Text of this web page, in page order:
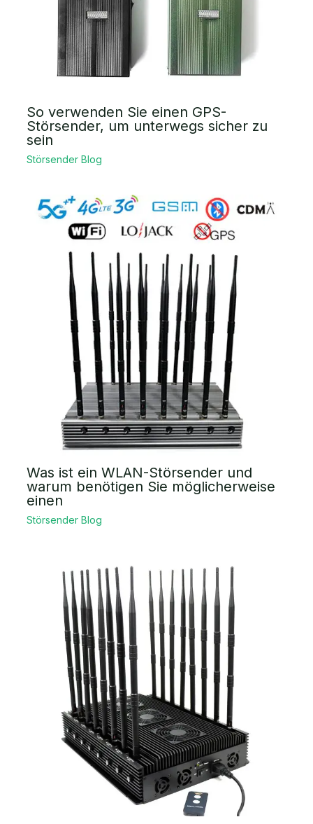
So verwenden Sie einen GPS-
Störsender, um unterwegs sicher zu
sein
Störsender Blog
Was ist ein WLAN-Störsender und
warum benötigen Sie möglicherweise
einen
Störsender Blog